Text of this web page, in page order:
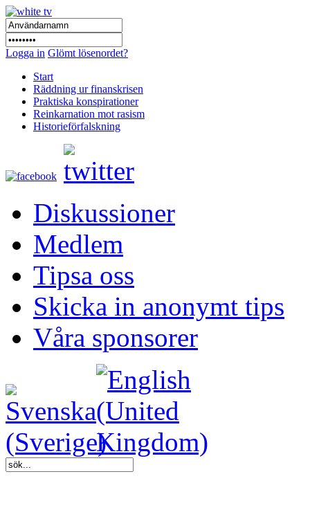
Logga in Glömt lösenordet?
Start
Räddning ur finanskrisen
Praktiska konspirationer
Reinkarnation mot rasism
Historieförfalskning
Diskussioner
Medlem
Tipsa oss
Skicka in anonymt tips
Våra sponsorer